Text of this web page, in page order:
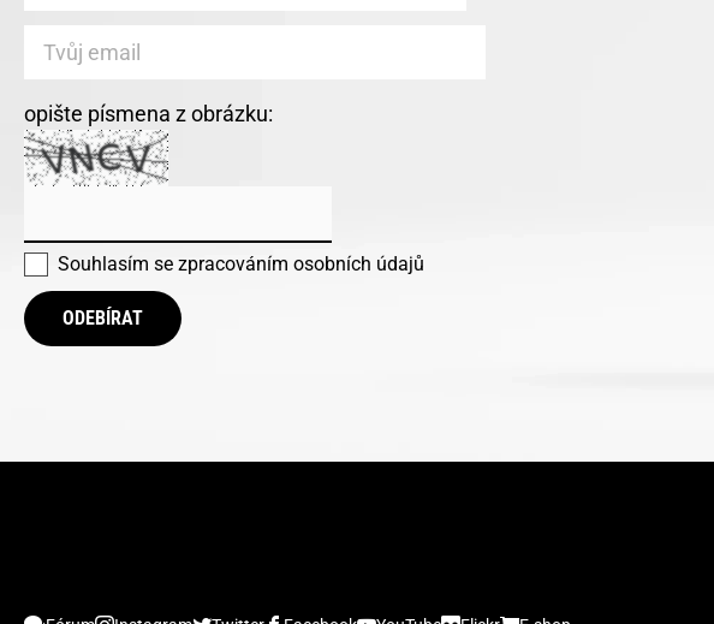
opište písmena z obrázku:
Souhlasím se zpracováním osobních údajů
ODEBÍRAT